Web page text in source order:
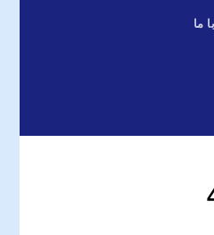
ما
ام 110 (4